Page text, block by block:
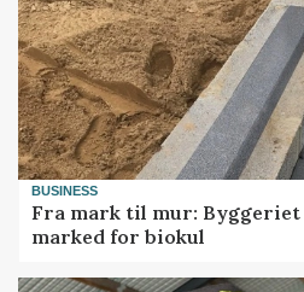
BUSINESS
Fra mark til mur: Byggeriet
marked for biokul